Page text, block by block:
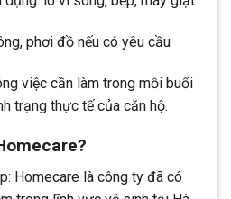
phơi đồ nếu có yêu cầu
việc cần làm trong mỗi buổi
trạng thực tế của căn hộ.
Homecare là công ty đã có